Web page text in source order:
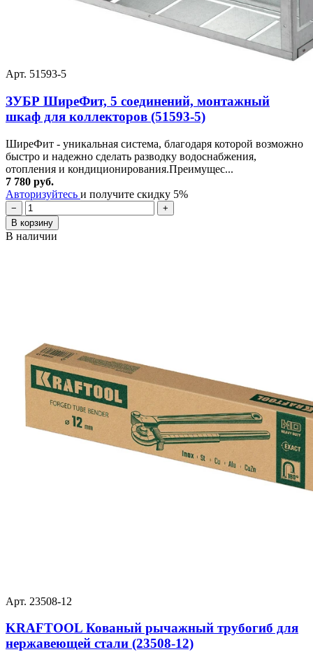
Арт. 51593-5
ЗУБР ШиреФит, 5 соединений, монтажный
шкаф для коллекторов (51593-5)
ШиреФит - уникальная система, благодаря которой возможно
быстро и надежно сделать разводку водоснабжения,
отопления и кондиционирования.Преимущес...
7 780 руб.
Авторизуйтесь и получите скидку 5%
−
+
В корзину
В наличии
Арт. 23508-12
KRAFTOOL Кованый рычажный трубогиб для
нержавеющей стали (23508-12)